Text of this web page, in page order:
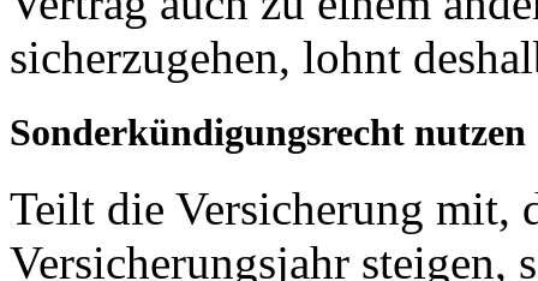
sicherzugehen, lohnt
Sonderkündigungsrecht nutzen
Teilt die Versicherung mit,
Versicherungsjahr steigen,